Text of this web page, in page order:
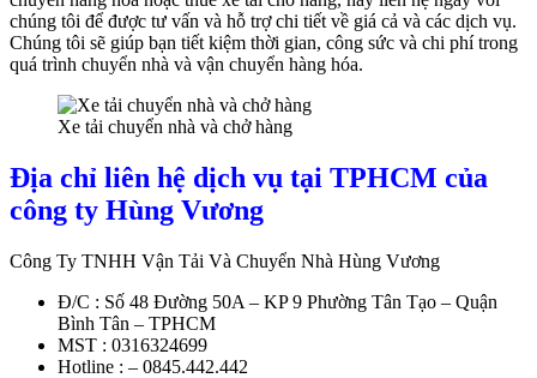
chúng tôi để được tư vấn và hỗ trợ chi tiết về giá cả và các dịch vụ.
Chúng tôi sẽ giúp bạn tiết kiệm thời gian, công sức và chi phí trong
quá trình chuyển nhà và vận chuyển hàng hóa.
Xe tải chuyển nhà và chở hàng
Địa chỉ liên hệ dịch vụ tại TPHCM của
công ty Hùng Vương
Công Ty TNHH Vận Tải Và Chuyển Nhà Hùng Vương
Đ/C : Số 48 Đường 50A – KP 9 Phường Tân Tạo – Quận
Bình Tân – TPHCM
MST : 0316324699
Hotline : – 0845.442.442